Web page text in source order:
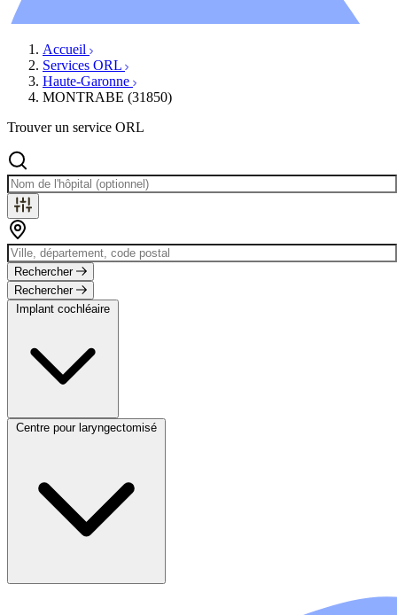
Accueil
Services ORL
Haute-Garonne
MONTRABE (31850)
Trouver un service ORL
Rechercher
Rechercher
Implant cochléaire
Centre pour laryngectomisé